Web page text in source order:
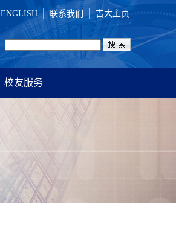
ENGLISH │ 联系我们 │ 吉大主页
校友服务